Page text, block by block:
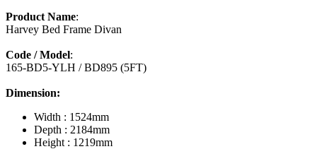
Product Name:
Harvey Bed Frame Divan
Code / Model:
165-BD5-YLH / BD895 (5FT)
Dimension:
Width : 1524mm
Depth : 2184mm
Height : 1219mm